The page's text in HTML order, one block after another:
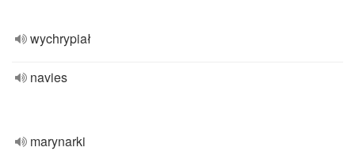
wychrypiał
navies
marynarki